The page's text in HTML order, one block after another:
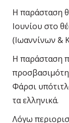
Η παράσταση
Ιουνίου στο
(Ιωαννίνων &
Η παράσταση
Φάρσι
τα ελληνικά.
Λόγω